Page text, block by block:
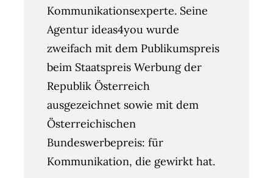
Kommunikationsexperte. Seine
Agentur ideas4you wurde
zweifach mit dem Publikumspreis
beim Staatspreis Werbung der
Republik Österreich
ausgezeichnet sowie mit dem
Österreichischen
Bundeswerbepreis: für
Kommunikation, die gewirkt hat.